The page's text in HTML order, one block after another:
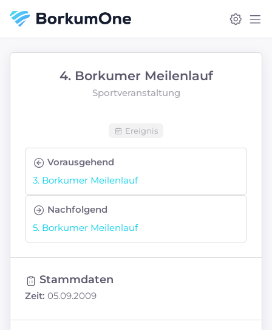
4. Borkumer Meilenlauf
Sportveranstaltung
Ereignis
Vorausgehend
3. Borkumer Meilenlauf
Nachfolgend
5. Borkumer Meilenlauf
Stammdaten
Zeit: 05.09.2009